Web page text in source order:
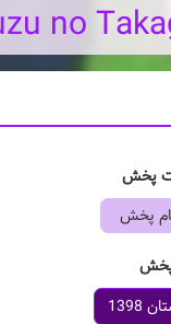
no
پخش
پخش
1398